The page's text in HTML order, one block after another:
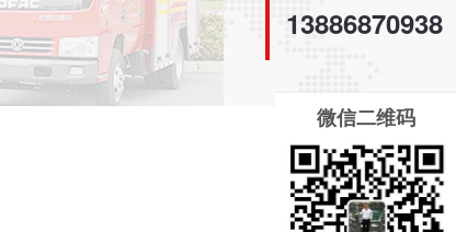
13886870938
微信二维码